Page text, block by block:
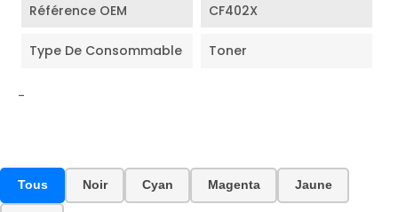
Référence OEM CF402X
Type De Consommable Toner
-
Tous Noir Cyan Magenta Jaune